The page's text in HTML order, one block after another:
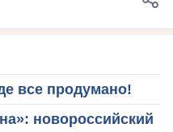
все продумано!
новороссийский